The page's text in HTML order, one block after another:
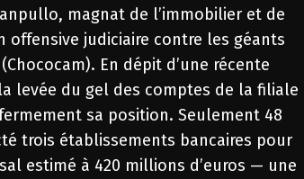
magnat de l’immobilier et de
offensive judiciaire contre les géants
En dépit d’une récente
levée du gel des comptes de la filiale
sa position. Seulement 48
trois établissements bancaires pour
estimé à 420 millions d’euros — une